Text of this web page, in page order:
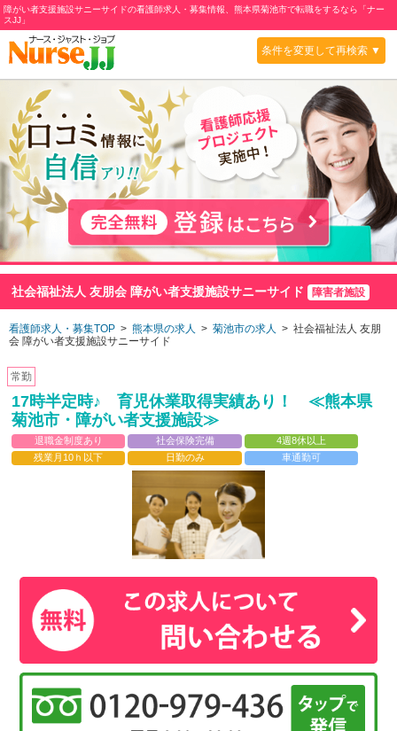
障がい者支援施設サニーサイドの看護師求人・募集情報、熊本県菊池市で転職をするなら「ナー
スJJ」
条件を変更して再検索 ▼
社会福祉法人 友朋会 障がい者支援施設サニーサイド 障害者施設
看護師求人・募集TOP > 熊本県の求人 > 菊池市の求人 > 社会福祉法人 友朋
会 障がい者支援施設サニーサイド
常勤
17時半定時♪ 育児休業取得実績あり！ ≪熊本県
菊池市・障がい者支援施設≫
退職金制度あり 社会保険完備
4週8休以上
残業月10ｈ以下
日勤のみ 車通勤可